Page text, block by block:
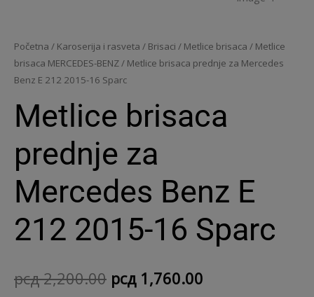
Početna / Karoserija i rasveta / Brisaci / Metlice brisaca / Metlice
brisaca MERCEDES-BENZ/ Metlice brisaca prednje za Mercedes
Benz E 212 2015-16 Sparc
Metlice brisaca
prednje za
Mercedes Benz E
212 2015-16 Sparc
рсд2,200.00 рсд1,760.00